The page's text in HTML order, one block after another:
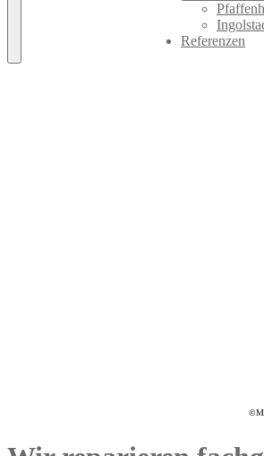
Referenzen